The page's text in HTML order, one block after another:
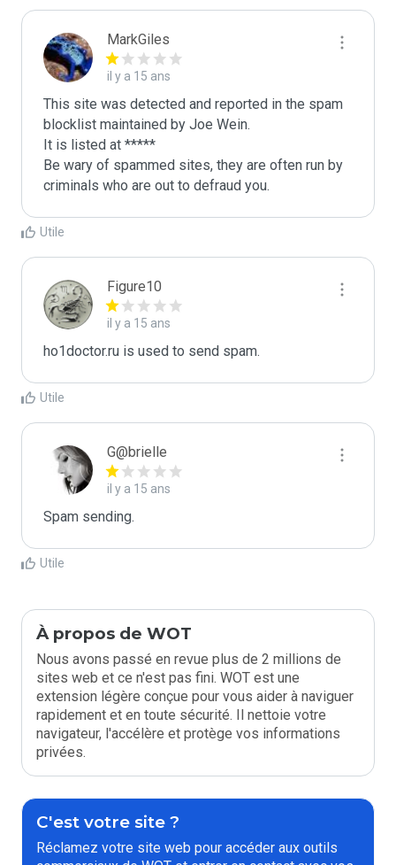
MarkGiles
il y a 15 ans
This site was detected and reported in the spam
blocklist maintained by Joe Wein.
It is listed at *****
Be wary of spammed sites, they are often run by
criminals who are out to defraud you.
Utile
Figure10
il y a 15 ans
ho1doctor.ru is used to send spam.
Utile
G@brielle
il y a 15 ans
Spam sending.
Utile
À propos de WOT
Nous avons passé en revue plus de 2 millions de
sites web et ce n'est pas fini. WOT est une
extension légère conçue pour vous aider à naviguer
rapidement et en toute sécurité. Il nettoie votre
navigateur, l'accélère et protège vos informations
privées.
C'est votre site ?
Réclamez votre site web pour accéder aux outils